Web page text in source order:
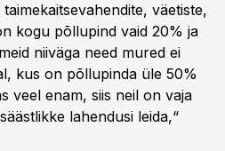
väetiste,
kogu põllupind vaid 20% ja
niiväga need mured ei
kus on põllupinda üle 50%
veel enam, siis neil on vaja
lahendusi leida,“